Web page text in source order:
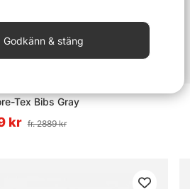
Tex Bibs Gray
kr fr. 2889 kr
Godkänn & stäng